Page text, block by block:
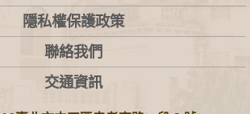
隱私權保護政策
聯絡我們
交通資訊